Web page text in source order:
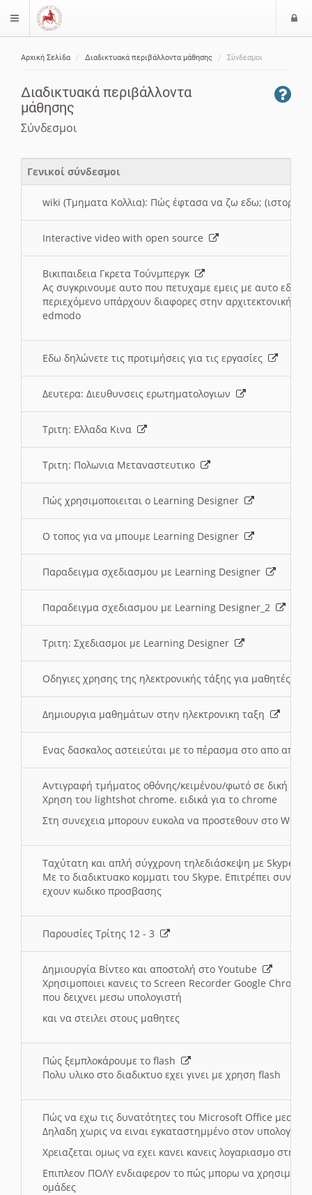
$langMenu
Αρχική Σελίδα Διαδικτυακά περιβάλλοντα μάθησης Σύνδεσμοι
Διαδικτυακά περιβάλλοντα
μάθησης
Σύνδεσμοι
Γενικοί σύνδεσμοι
wiki (Τμηματα Κολλια): Πώς έφτασα να ζω εδω; (ιστορια)
Interactive video with open source
Βικιπαιδεια Γκρετα Τούνμπεργκ
Ας συγκρινουμε αυτο που πετυχαμε εμεις με αυτο εδω
περιεχόμενο υπάρχουν διαφορες στην αρχιτεκτονική
edmodo
Εδω δηλώνετε τις προτιμήσεις για τις εργασίες
Δευτερα: Διευθυνσεις ερωτηματολογιων
Τριτη: Ελλαδα Κινα
Τριτη: Πολωνια Μεταναστευτικο
Πώς χρησιμοποιειται ο Learning Designer
O τοπος για να μπουμε Learning Designer
Παραδειγμα σχεδιασμου με Learning Designer
Παραδειγμα σχεδιασμου με Learning Designer_2
Τριτη: Σχεδιασμοι με Learning Designer
Οδηγιες χρησης της ηλεκτρονικής τάξης για μαθητές
Δημιουργια μαθημάτων στην ηλεκτρονικη ταξη
Ενας δασκαλος αστειεύται με το πέρασμα στο απο
Αντιγραφή τμήματος οθόνης/κειμένου/φωτό σε δική
Χρηση του lightshot chrome. ειδικά για το chrome
Στη συνεχεια μπορουν ευκολα να προστεθουν στο Word
Ταχύτατη και απλή σύγχρονη τηλεδιάσκεψη με Skype
Με το διαδικτυακο κομματι του Skype. Επιτρέπει
εχουν κωδικο προσβασης
Παρουσίες Τρίτης 12 - 3
Δημιουργία Βίντεο και αποστολή στο Youtube
Χρησιμοποιει κανεις το Screen Recorder Google Chrome
που δειχνει μεσω υπολογιστή
και να στειλει στους μαθητες
Πώς ξεμπλοκάρουμε το flash
Πολυ υλικο στο διαδικτυο εχει γινει με χρηση flash
Πώς να εχω τις δυνατότητες του Microsoft Office μεσω
Δηλαδη χωρις να ειναι εγκαταστημμένο στον
Χρειαζεται ομως να εχει κανει κανεις λογαριασμο στη
Επιπλεον ΠΟΛΥ ενδιαφερον το πώς μπορω να
ομάδες